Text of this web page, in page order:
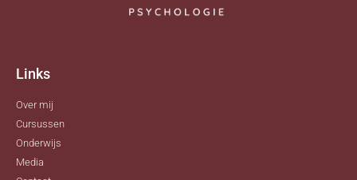
Links
Over mij
Cursussen
Onderwijs
Media